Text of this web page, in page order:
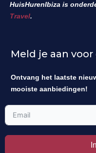
HuisHurenIbiza is
Travel.
Meld je aan
Ontvang het laatste
mooiste aanbiedingen!